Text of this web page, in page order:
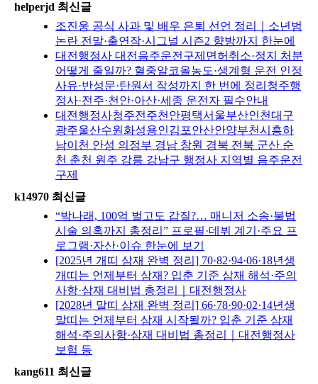
helperjd 최신글
조진웅 공식 사과 및 배우 은퇴 선언 정리｜소년범
논란 전말·출연작·시그널 시즌2 향방까지 한눈에
대전행정사 대전음주운전구제면허취소·정지 처분
어떻게 줄일까? 혈중알코올농도·생계형 운전 인정
사유·반성문·탄원서 작성까지 한 번에 정리청주행
정사·전주·천안·아산·세종 운전자 필수안내
대전행정사청주전주천안평택서울부산인천대구
광주울산수원화성용인김포안산안양부천시흥하
남이천 안성 의정부 경남 창원 경북 전북 군산 순
천 춘천 원주 강릉 강남구 행정사 지역별 음주운전
구제
k14970 최신글
“박나래, 100억 벌고도 갑질?… 매니저 소송·불법
시술 의혹까지 총정리” 프로필·데뷔 계기·주요 프
로그램·자산·이슈 한눈에 보기
[2025년 개띠 삼재 완벽 정리] 70·82·94·06·18년생
개띠는 언제부터 삼재? 입춘 기준 삼재 해석·주의
사항·삼재 대비법 총정리｜대전행정사
[2028년 말띠 삼재 완벽 정리] 66·78·90·02·14년생
말띠는 언제부터 삼재 시작될까? 입춘 기준 삼재
해석·주의사항·삼재 대비법 총정리｜대전행정사
보험 등
kang611 최신글